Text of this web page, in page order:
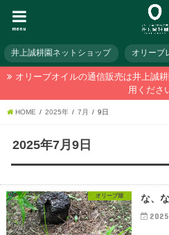
menu
井上誠耕園ネットショップ オリーブ
オリーブオイルの通信販売は井上誠
用くださ
HOME 2025年 7月 9日
2025年7月9日
オリーブ畑 な、